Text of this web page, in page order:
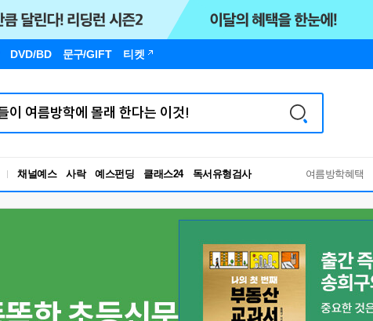
DVD/BD 문구/GIFT 티켓
채널예스 사락 예스펀딩 클래스24
RBTI Lab
독서유형검사
여름방학혜택